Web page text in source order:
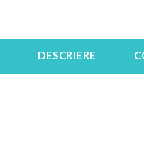
DESCRIERE